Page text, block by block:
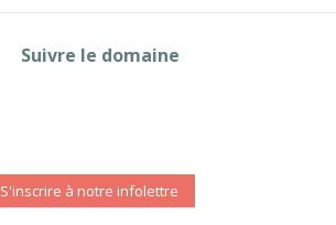
Suivre le domaine
S'inscrire à notre infolettre